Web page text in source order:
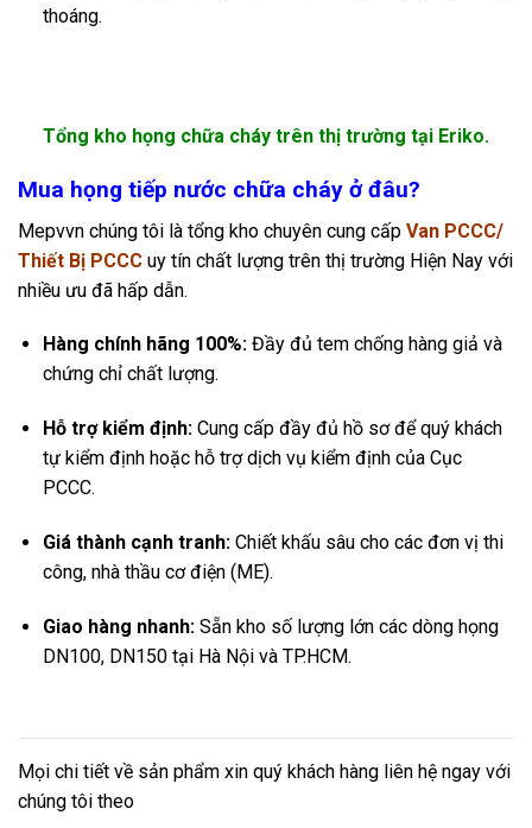
thoáng.
Tổng kho họng chữa cháy trên thị trường tại Eriko.
Mua họng tiếp nước chữa cháy ở đâu?
Mepvvn chúng tôi là tổng kho chuyên cung cấp Van PCCC/
Thiết Bị PCCC uy tín chất lượng trên thị trường Hiện Nay với
nhiều ưu đã hấp dẫn.
Hàng chính hãng 100%:Đầy đủ tem chống hàng giả và
chứng chỉ chất lượng.
Hỗ trợ kiểm định:Cung cấp đầy đủ hồ sơ để quý khách
tự kiểm định hoặc hỗ trợ dịch vụ kiểm định của Cục
PCCC.
Giá thành cạnh tranh:Chiết khấu sâu cho các đơn vị thi
công, nhà thầu cơ điện (ME).
Giao hàng nhanh:Sẵn kho số lượng lớn các dòng họng
DN100, DN150 tại Hà Nội và TP.HCM.
Mọi chi tiết về sản phẩm xin quý khách hàng liên hệ ngay với
chúng tôi theo